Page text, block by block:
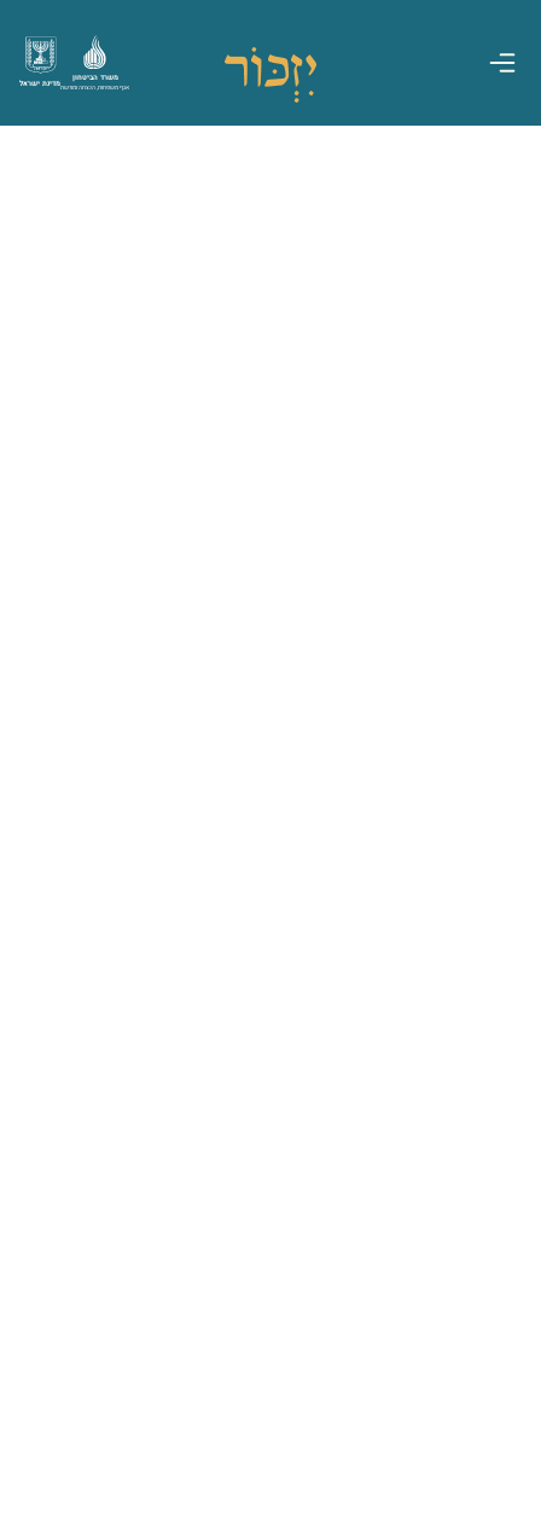
מדינת ישראל
משרד הביטחון
אגף משפחות, הנצחה ומורשת